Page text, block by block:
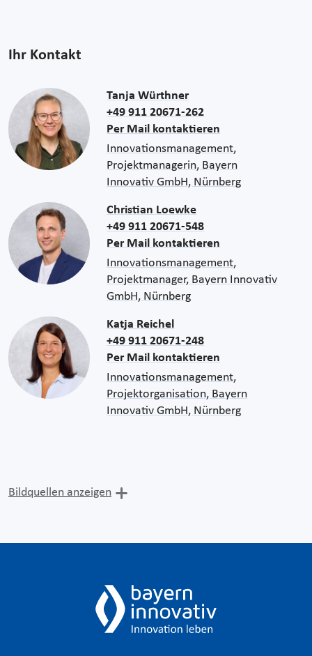
Ihr Kontakt
Tanja Würthner
+49 911 20671-262
Per Mail kontaktieren
Innovationsmanagement,
Projektmanagerin, Bayern
Innovativ GmbH, Nürnberg
Christian Loewke
+49 911 20671-548
Per Mail kontaktieren
Innovationsmanagement,
Projektmanager, Bayern Innovativ
GmbH, Nürnberg
Katja Reichel
+49 911 20671-248
Per Mail kontaktieren
Innovationsmanagement,
Projektorganisation, Bayern
Innovativ GmbH, Nürnberg
Bildquellen anzeigen